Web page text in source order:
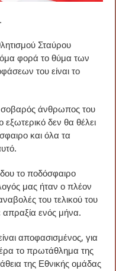
Σταύρου
φορά το θύμα των
του είναι το
άνθρωπος του
δεν θα θέλει
και όλα τα
το ποδόσφαιρο
μας ήταν ο πλέον
του τελικού του
ενός μήνα.
αποφασισμένος, για
το πρωτάθλημα της
της Εθνικής ομάδας